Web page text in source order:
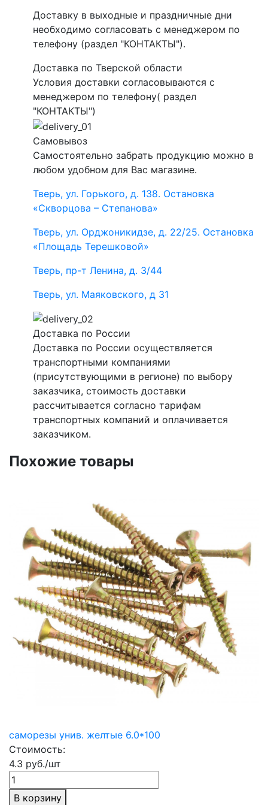
Доставку в выходные и праздничные дни
необходимо согласовать с менеджером по
телефону (раздел "КОНТАКТЫ").
Доставка по Тверской области
Условия доставки согласовываются с
менеджером по телефону( раздел
"КОНТАКТЫ")
Самовывоз
Самостоятельно забрать продукцию можно в
любом удобном для Вас магазине.
Тверь, ул. Горького, д. 138. Остановка
«Скворцова – Степанова»
Тверь, ул. Орджоникидзе, д. 22/25. Остановка
«Площадь Терешковой»
Тверь, пр-т Ленина, д. 3/44
Тверь, ул. Маяковского, д 31
Доставка по России
Доставка по России осуществляется
транспортными компаниями
(присутствующими в регионе) по выбору
заказчика, стоимость доставки
рассчитывается согласно тарифам
транспортных компаний и оплачивается
заказчиком.
Похожие товары
саморезы унив. желтые 6.0*100
Стоимость:
4.3 руб./шт
В корзину